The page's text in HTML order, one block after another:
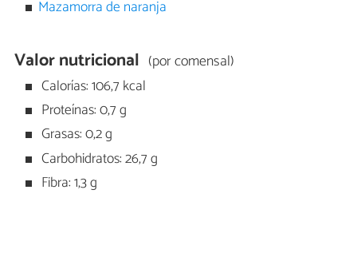
Mazamorra de naranja
Valor nutricional (por comensal)
Calorías: 106,7 kcal
Proteínas: 0,7 g
Grasas: 0,2 g
Carbohidratos: 26,7 g
Fibra: 1,3 g